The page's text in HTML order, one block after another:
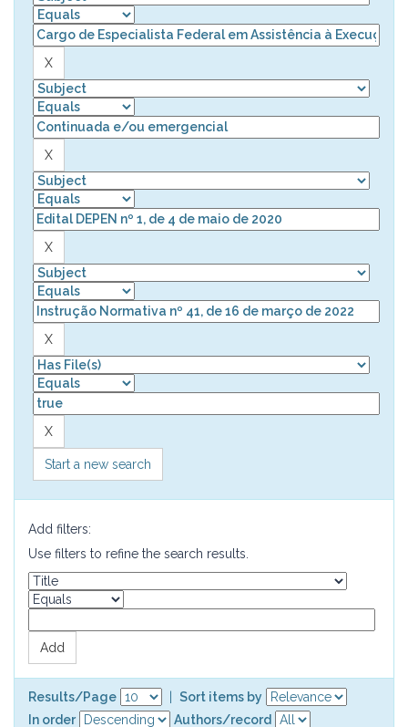
Start a new search
Add filters:
Use filters to refine the search results.
Results/Page
Sort items by
In order
Authors/record